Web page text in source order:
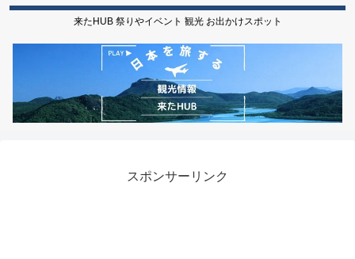
来たHUB 祭りやイベント 観光 お出かけスポット
スポンサーリンク